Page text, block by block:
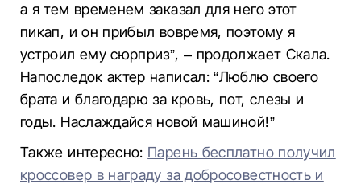
а я тем временем заказал для него этот
пикап, и он прибыл вовремя, поэтому я
устроил ему сюрприз”, – продолжает Скала.
Напоследок актер написал: “Люблю своего
брата и благодарю за кровь, пот, слезы и
годы. Наслаждайся новой машиной!”
Также интересно: Парень бесплатно получил
кроссовер в награду за добросовестность и